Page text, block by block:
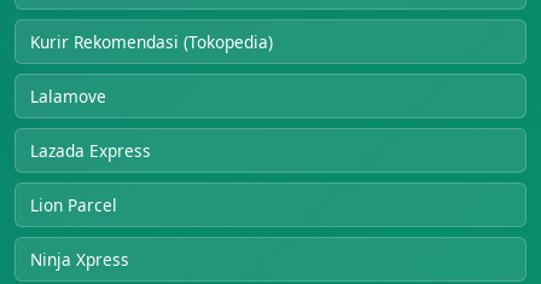
Kurir Rekomendasi (Tokopedia)
Lalamove
Lazada Express
Lion Parcel
Ninja Xpress